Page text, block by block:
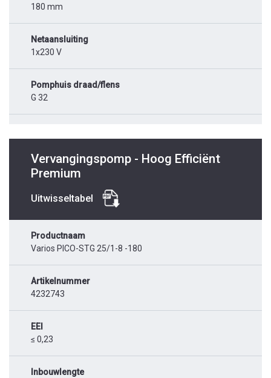
180 mm
Netaansluiting
1x230 V
Pomphuis draad/flens
G 32
Vervangingspomp - Hoog Efficiënt
Premium
Uitwisseltabel
Productnaam
Varios PICO-STG 25/1-8 -180
Artikelnummer
4232743
EEI
≤ 0,23
Inbouwlengte